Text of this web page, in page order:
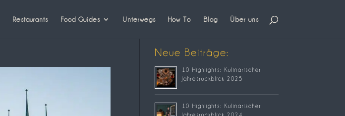
Restaurants Food Guides Unterwegs How To Blog Über uns
Neue Beiträge:
10 Highlights: Kulinarischer
Jahresrückblick 2025
10 Highlights: Kulinarischer